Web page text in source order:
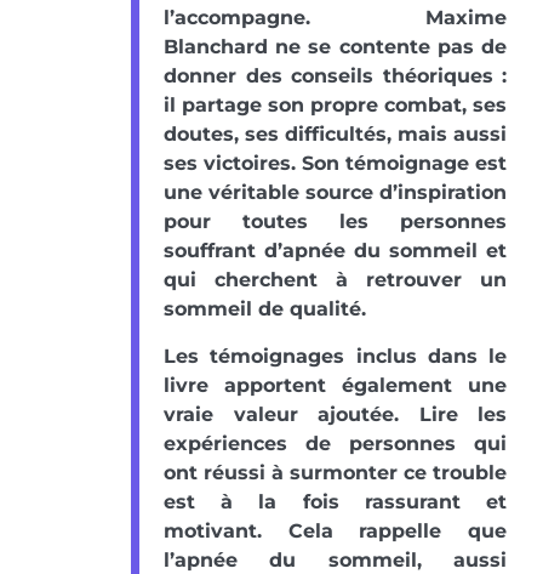
l’accompagne. Maxime
Blanchard ne se contente pas de
donner des conseils théoriques :
il partage son propre combat, ses
doutes, ses difficultés, mais aussi
ses victoires. Son témoignage est
une véritable source d’inspiration
pour toutes les personnes
souffrant d’apnée du sommeil et
qui cherchent à retrouver un
sommeil de qualité.
Les témoignages inclus dans le
livre apportent également une
vraie valeur ajoutée. Lire les
expériences de personnes qui
ont réussi à surmonter ce trouble
est à la fois rassurant et
motivant. Cela rappelle que
l’apnée du sommeil, aussi